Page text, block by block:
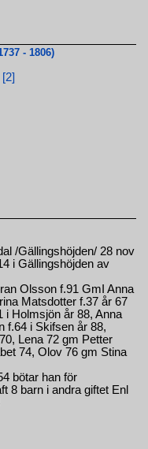
- 1806)
[2]
/Gällingshöjden/ 28 nov
i Gällingshöjden av
Olsson f.91 GmI Anna
Matsdotter f.37 år 67
i Holmsjön år 88, Anna
f.64 i Skifsen år 88,
Lena 72 gm Petter
74, Olov 76 gm Stina
bötar han för
8 barn i andra giftet Enl